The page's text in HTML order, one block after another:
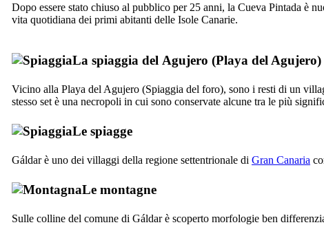
Dopo essere stato chiuso al pubblico per 25 anni, la Cueva Pintada è
vita quotidiana dei primi abitanti delle Isole Canarie.
La spiaggia del Agujero (Playa del Agujero)
Vicino alla Playa del Agujero (Spiaggia del foro), sono i resti di un
stesso set è una necropoli in cui sono conservate alcune tra le più
Le spiagge
Gáldarè uno dei villaggi della regione settentrionale di Gran Canaria
Le montagne
Sulle colline del comune di Gáldarè scoperto morfologie ben